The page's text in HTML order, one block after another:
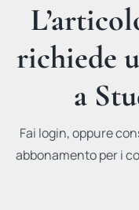
Promozioni
Newsletter
IN
richiede
a
Fai login, oppure
abbonamento per i